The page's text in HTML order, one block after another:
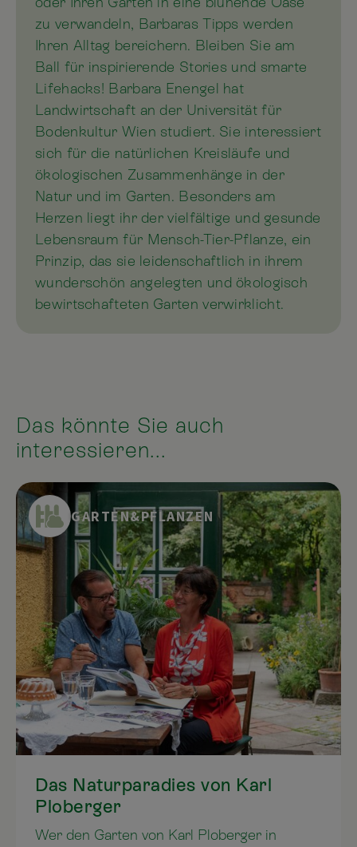
zu verwandeln, Barbaras Tipps werden
Ihren Alltag bereichern. Bleiben Sie am
Ball für inspirierende Stories und smarte
Lifehacks! Barbara Enengel hat
Landwirtschaft an der Universität für
Bodenkultur Wien studiert. Sie interessiert
sich für die natürlichen Kreisläufe und
ökologischen Zusammenhänge in der
Natur und im Garten. Besonders am
Herzen liegt ihr der vielfältige und gesunde
Lebensraum für Mensch-Tier-Pflanze, ein
Prinzip, das sie leidenschaftlich in ihrem
wunderschön angelegten und ökologisch
bewirtschafteten Garten verwirklicht.
Das könnte Sie auch
interessieren...
GARTEN&PFLANZEN
Das Naturparadies von Karl
Ploberger
Wer den Garten von Karl Ploberger in